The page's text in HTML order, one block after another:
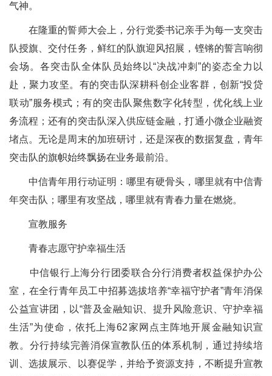
气神。
在隆重的誓师大会上，分行党委书记亲手为每一支突击
队授旗、交付任务，鲜红的队旗迎风招展，铿锵的誓言响彻
会场。各突击队全体队员始终以“决战冲刺”的姿态全力以
赴，聚力攻坚。有的突击队深耕科创企业客群，创新“投贷
联动”服务模式；有的突击队聚焦数字化转型，优化线上业
务流程；还有的突击队深入供应链金融，打通小微企业融资
堵点。无论是周末的加班研讨，还是深夜的数据复盘，青年
突击队的旗帜始终飘扬在业务最前沿。
中信青年用行动证明：哪里有硬骨头，哪里就有中信青
年突击队；哪里有攻坚战，哪里就有青春力量在燃烧。
宣教服务
青春志愿守护幸福生活
中信银行上海分行团委联合分行消费者权益保护办公
室，在全行青年员工中招募选拔培养“幸福守护者”青年消保
公益宣讲团，以“普及金融知识、提升风险意识、守护幸福
生活”为使命，依托上海62家网点主阵地开展金融知识宣
教。分行持续完善消保宣教队伍的体系机制，通过持续培
训、选拔展示、以赛促学，并给予资源支持，不断提升宣教